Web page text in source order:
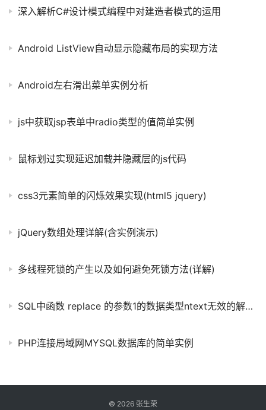
深入解析C#设计模式编程中对建造者模式的运用
Android ListView自动显示隐藏布局的实现方法
Android左右滑出菜单实例分析
js中获取jsp表单中radio类型的值简单实例
鼠标划过实现延迟加载并隐藏层的js代码
css3元素简单的闪烁效果实现(html5 jquery)
jQuery数组处理详解(含实例演示)
多线程死锁的产生以及如何避免死锁方法(详解)
SQL中函数 replace 的参数1的数据类型ntext无效的解决方法
PHP连接局域网MYSQL数据库的简单实例
© 2026 张生荣